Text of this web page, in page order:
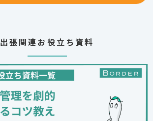
出張関連お役立ち資料